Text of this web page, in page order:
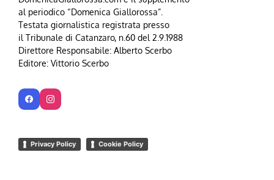
al periodico “Domenica Giallorossa”.
Testata giornalistica registrata presso
il Tribunale di Catanzaro, n.60 del 2.9.1988
Direttore Responsabile: Alberto Scerbo
Editore: Vittorio Scerbo
Privacy Policy Cookie Policy